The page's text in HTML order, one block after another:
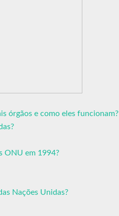
órgãos e como eles funcionam?
ONU em 1994?
Nações Unidas?